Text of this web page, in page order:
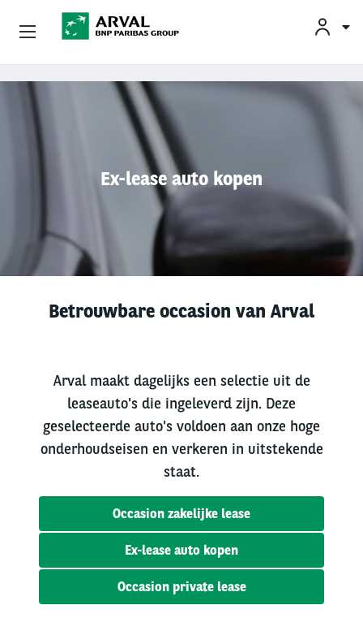
Overslaan en naar de inhoud gaan
Ex-lease auto kopen
Betrouwbare occasion van Arval
Arval maakt dagelijks een selectie uit de
leaseauto's die ingeleverd zijn. Deze
geselecteerde auto's voldoen aan onze hoge
onderhoudseisen en verkeren in uitstekende
staat.
Occasion zakelijke lease
Ex-lease auto kopen
Occasion private lease
Zakelijk Leasen
Klantenservice